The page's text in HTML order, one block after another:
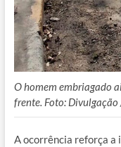
O homem embriagado
frente. Foto: Divulgação
A ocorrência reforça a